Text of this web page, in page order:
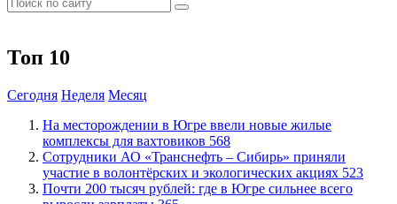
Топ 10
Сегодня Неделя Месяц
​На месторождении в Югре ввели новые жилые
комплексы для вахтовиков 568
Сотрудники АО «Транснефть – Сибирь» приняли
участие в волонтёрских и экологических акциях 523
​Почти 200 тысяч рублей: где в Югре сильнее всего